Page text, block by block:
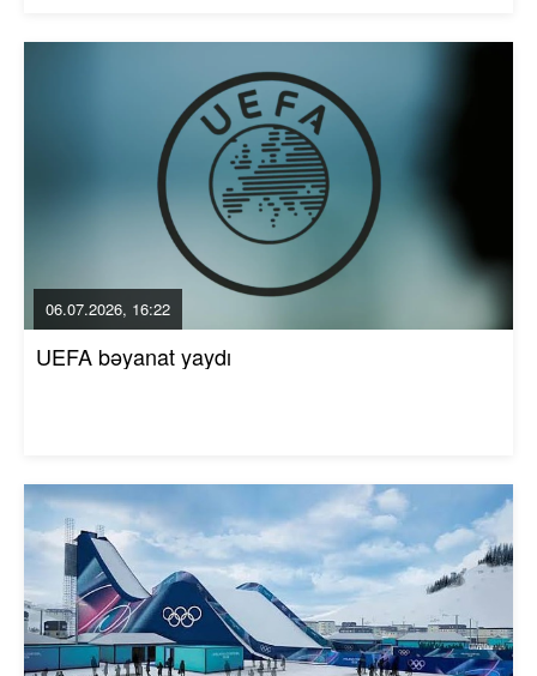
06.07.2026, 16:22
UEFA bəyanat yaydı